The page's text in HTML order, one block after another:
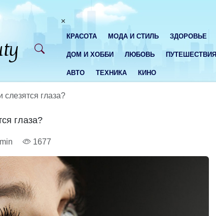
×
КРАСОТА МОДА И СТИЛЬ ЗДОРОВЬЕ
ДОМ И ХОББИ ЛЮБОВЬ ПУТЕШЕСТВИЯ
АВТО ТЕХНИКА КИНО
слезятся глаза?
глаза?
1677